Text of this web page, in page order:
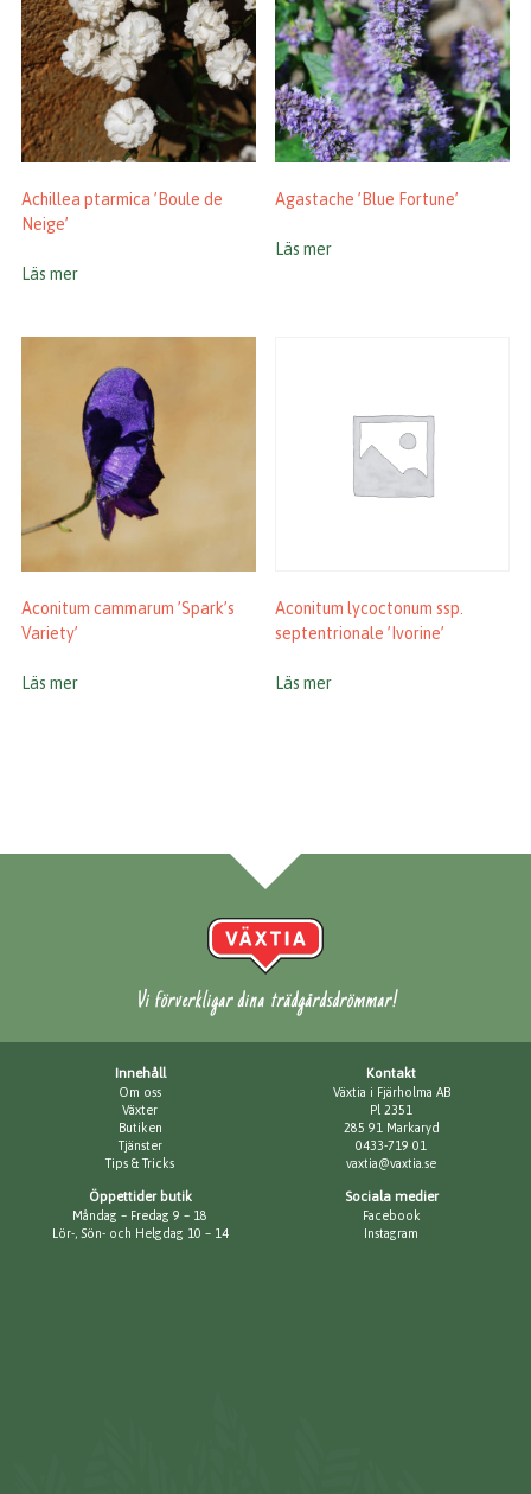
Achillea ptarmica ’Boule de
Neige’
Läs mer
Agastache ’Blue Fortune’
Läs mer
Aconitum cammarum ’Spark’s
Variety’
Läs mer
Aconitum lycoctonum ssp.
septentrionale ’Ivorine’
Läs mer
Vi förverkligar dina trädgårdsdrömmar!
Innehåll
Om oss
Växter
Butiken
Tjänster
Tips & Tricks
Kontakt
Växtia i Fjärholma AB
Pl 2351
285 91 Markaryd
0433-719 01
vaxtia@vaxtia.se
Öppettider butik
Måndag – Fredag 9 – 18
Lör-, Sön- och Helgdag 10 – 14
Sociala medier
Facebook
Instagram